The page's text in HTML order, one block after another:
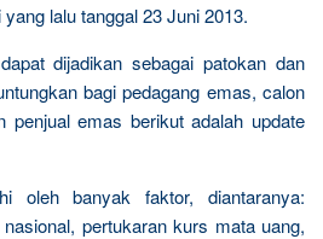
lalu tanggal 23 Juni 2013.
dijadikan sebagai patokan dan
bagi pedagang emas, calon
penjual emas berikut adalah update
oleh banyak faktor, diantaranya:
pertukaran kurs mata uang,